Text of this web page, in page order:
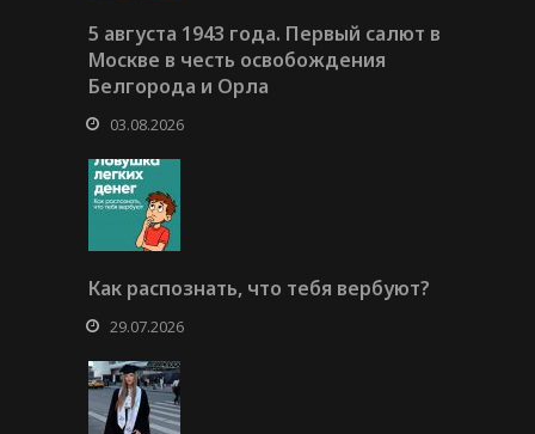
5 августа 1943 года. Первый салют в
Москве в честь освобождения
Белгорода и Орла
03.08.2026
Как распознать, что тебя вербуют?
29.07.2026